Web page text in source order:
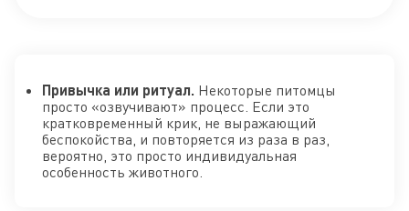
Привычка или ритуал. Некоторые питомцы
просто «озвучивают» процесс. Если это
кратковременный крик, не выражающий
беспокойства, и повторяется из раза в раз,
вероятно, это просто индивидуальная
особенность животного.